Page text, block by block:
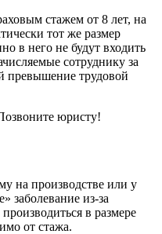
стажем от 8 лет, на
тот же размер
в него не будут входить
сотруднику за
превышение трудовой
юристу!
на производстве или у
заболевание из-за
в размере
от стажа.